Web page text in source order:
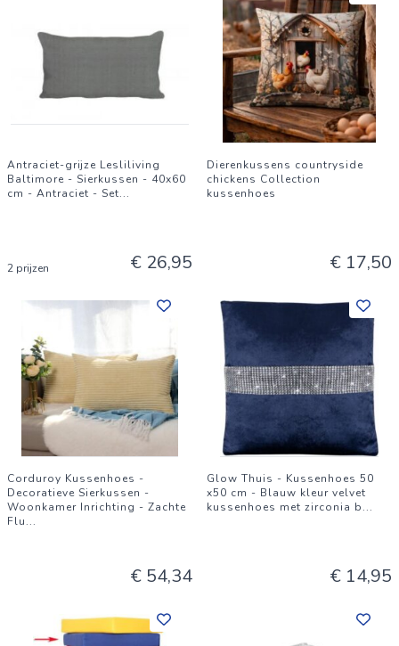
Antraciet-grijze Lesliliving
Baltimore - Sierkussen - 40x60
cm - Antraciet - Set...
2 prijzen € 26,95
Dierenkussens countryside
chickens Collection
kussenhoes
€ 17,50
Corduroy Kussenhoes -
Decoratieve Sierkussen -
Woonkamer Inrichting - Zachte
Flu...
€ 54,34
Glow Thuis - Kussenhoes 50
x50 cm - Blauw kleur velvet
kussenhoes met zirconia b...
€ 14,95